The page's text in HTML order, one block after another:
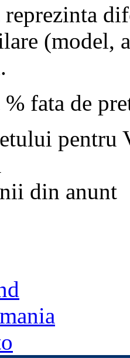
(model,
fata de
pentru
din anunt